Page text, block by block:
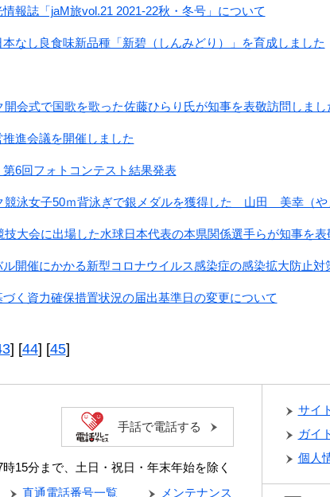
情報誌「jaM旅vol.21 2021-22秋・冬号」について
なし良食味新品種「新碧（しんみどり）」を育成しました
会式で国歌を歌った佐藤ひらり氏が知事を表敬訪問しまし
進会議を開催しました
第6回フォトコンテスト結果発表
競泳女子50ｍ背泳ぎで銀メダルを獲得した 山田 美幸（
大会に出場した水球日本代表の本県関係選手らが知事を表
開催にかかる新型コロナウイルス感染症の感染拡大防止対
く資力確保措置状況の届出基準日の変更について
] [44] [45]
15分まで、土日・祝日・年末年始を除く
手話で電話する
直通電話番号一覧 メンテナンス
サイ
ガイ
個人